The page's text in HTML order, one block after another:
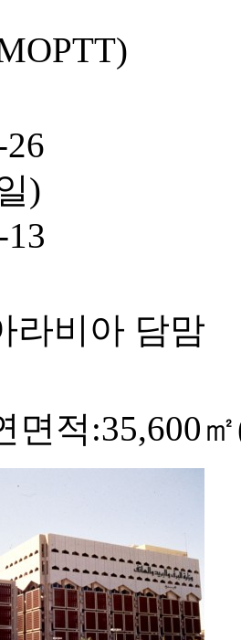
26
)
13
라비아 담맘
면적:35,600